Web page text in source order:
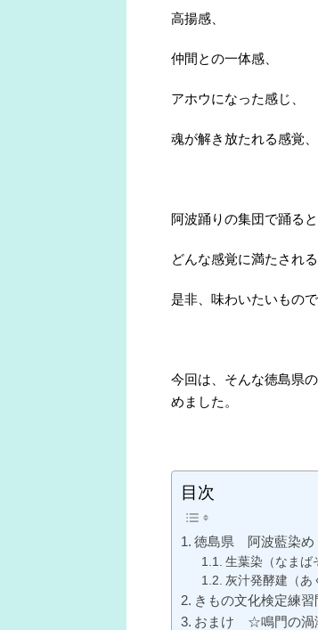
高揚感、
仲間との一体感、
アホウになった感じ、
魂が解き放たれる感覚、
阿波踊りの集団で踊ると
どんな感覚に満たされ
是非、味わいたいもの
今回は、そんな徳島県
めました。
目次
徳島県 阿波藍染め
生葉染（なまば
灰汁発酵建（あ
きもの文化検定練習
おまけ ☆鳴門の